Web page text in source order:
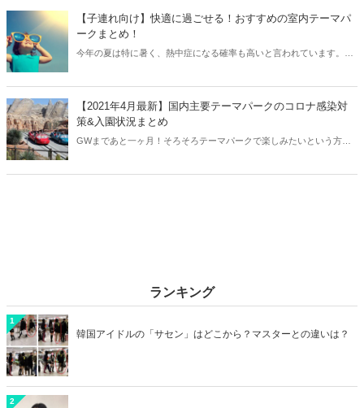
す！
【子連れ向け】快適に過ごせる！おすすめの室内テーマパ
ークまとめ！
今年の夏は特に暑く、熱中症になる確率も高いと言われています。そ
ご紹介します！
【2021年4月最新】国内主要テーマパークのコロナ感染対
策&入園状況まとめ
GWまであと一ヶ月！そろそろテーマパークで楽しみたいという方も
ランキング
1
韓国アイドルの「サセン」はどこから？マスターとの違いは？
2